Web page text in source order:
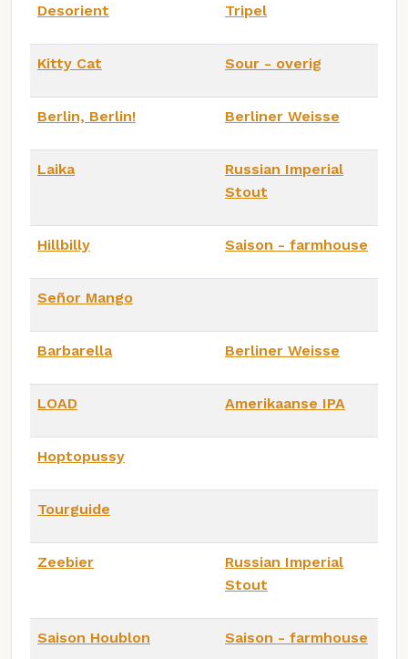
Desorient Tripel
Kitty Cat Sour - overig
Berlin, Berlin! Berliner Weisse
Laika
Russian Imperial
Stout
Hillbilly Saison - farmhouse
Señor Mango
Barbarella Berliner Weisse
LOAD Amerikaanse IPA
Hoptopussy
Tourguide
Zeebier
Russian Imperial
Stout
Saison Houblon Saison - farmhouse